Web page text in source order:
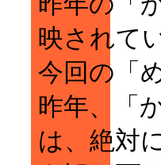
映されて
今回の「
昨年、「
は、絶対